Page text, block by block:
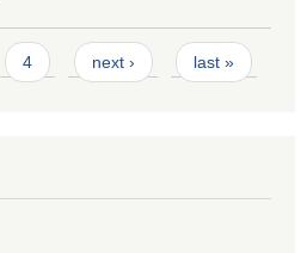
4 next › last »